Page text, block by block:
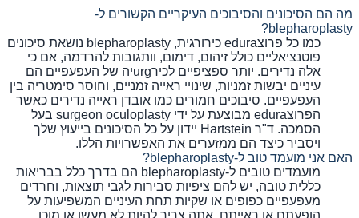
מה הם הסיכונים והסיבוכים העיקריים הקשורים ל-
blepharoplasty?
כמו כל פרוצedura כירורגית, blepharoplasty נושאת סיכונים
פוטנציאליים כולל זיהום, דימום, וותגובות להרדמה, אם כי
אלה נדירים. יותר ספציפיים לכירurgיה של העפעפיים הם
עיניים יבשות זמניות, שינויי ראייה זמניים, וחוסר סימטריה בין
העפעפיים. סיבוכים חמורים כמו אובדן ראייה נדירים כאשר
הפרוצedura מבוצעת על ידי surgeon oculoplasty בעל
הסמכה. ד"ר Hartstein יידון על כל הסיכונים בייעוץ שלך
ויסביר כיצד הם ממזערים את האפשרויות הללו.
האם אני מועמד טוב ל-blepharoplasty?
מועמדים טובים ל-blepharoplasty הם בדרך כלל בבריאות
כללית טובה, יש להם ציפיות סבירות לגבי תוצאות, וחרדים
מעפעפיים כפופים או שקיות תחת העיניים המשפיעות על
הופעתם או ראייתם. אתה צריך להיות לא מעשן או מוכן